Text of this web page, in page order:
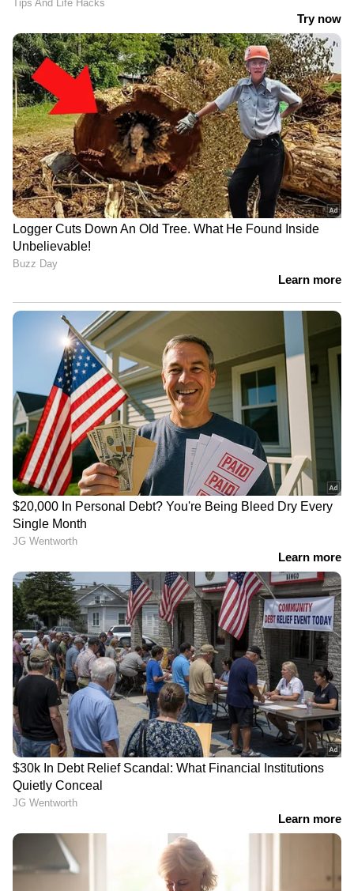
Gold Rate Today: കിതച്ച് സ്വർണവില,
വിശ്രമമില്ലാതെ കുതിച്ച് വെള്ളിയുടെ വില
LATEST VIDEOS
ABOUT THE AUTHOR
Web Desk
Published : Nov 29 2023, 10:24 AM IST
Follow Us